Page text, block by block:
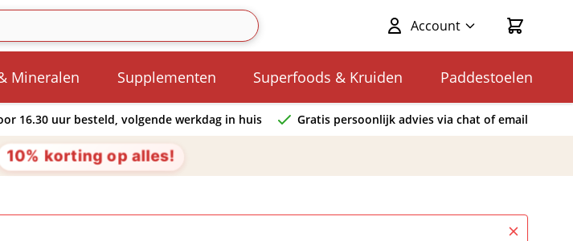
Account
Cart
Mineralen Supplementen Superfoods & Kruiden Paddestoelen
16.30 uur besteld, volgende werkdag in huis Gratis persoonlijk advies via chat of email
10% korting op alles!